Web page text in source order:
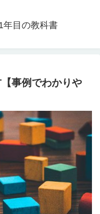
年目の教科書
事例でわかりや